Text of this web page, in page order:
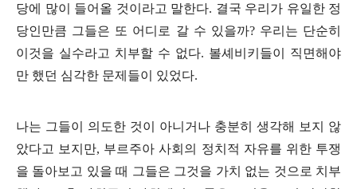
당에 많이 들어올 것이라고 말한다. 결국 우리가 유일한 정
당인만큼 그들은 또 어디로 갈 수 있을까? 우리는 단순히
이것을 실수라고 치부할 수 없다. 볼셰비키들이 직면해야
만 했던 심각한 문제들이 있었다.
나는 그들이 의도한 것이 아니거나 충분히 생각해 보지 않
았다고 보지만, 부르주아 사회의 정치적 자유를 위한 투쟁
을 돌아보고 있을 때 그들은 그것을 가치 없는 것으로 치부